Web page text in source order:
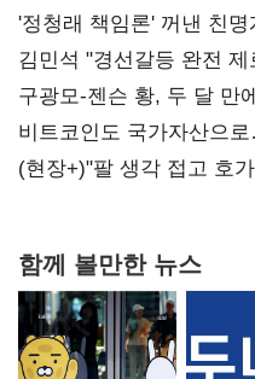
'정청래 책임론' 꺼낸 친
때리기
김민석 "경선갈등 완전
사과부터"
구광모-젠슨 황, 두 달 만
비트코인도 국가자산으
숙제
(현장+)"팔 생각 접고 호
함께 볼만한 뉴스